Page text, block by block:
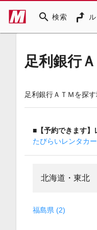
search 検索
足利銀行
足利銀行ＡＴＭを探
■【予約できます】
たびらいレンタカー
北海道・東北
福島県 (2)